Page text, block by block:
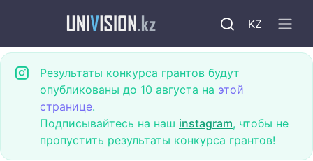
KZ
Результаты конкурса грантов будут
опубликованы до 10 августа на этой
странице.
Подписывайтесь на наш instagram, чтобы не
пропустить результаты конкурса грантов!